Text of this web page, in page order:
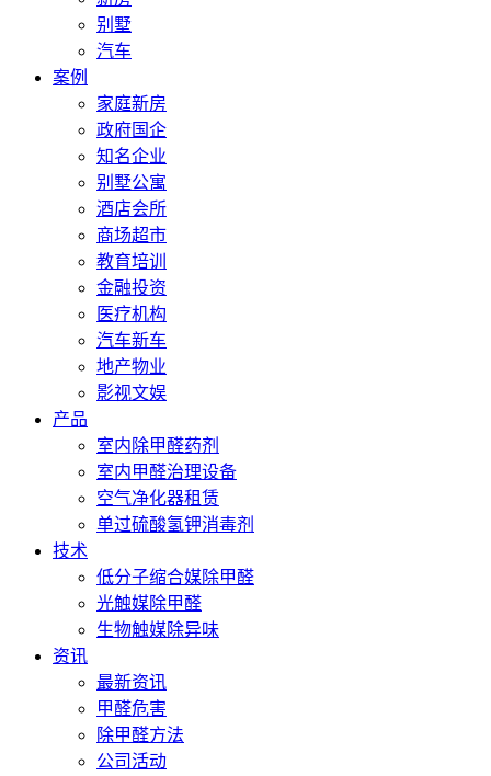
别墅
汽车
案例
家庭新房
政府国企
知名企业
别墅公寓
酒店会所
商场超市
教育培训
金融投资
医疗机构
汽车新车
地产物业
影视文娱
产品
室内除甲醛药剂
室内甲醛治理设备
空气净化器租赁
单过硫酸氢钾消毒剂
技术
低分子缩合媒除甲醛
光触媒除甲醛
生物触媒除异味
资讯
最新资讯
甲醛危害
除甲醛方法
公司活动